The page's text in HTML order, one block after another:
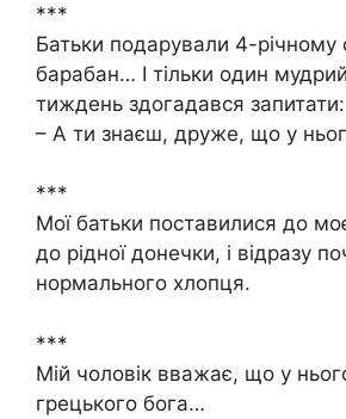
***
Батьки подарували 4-річному
барабан… І тільки один
тиждень здогадався запитати:
– А ти знаєш, друже, що у
***
Мої батьки поставилися до
до рідної донечки, і відразу
нормального хлопця.
***
Мій чоловік вважає, що у
грецького бога…